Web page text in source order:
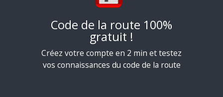
Code de la route 100%
gratuit !
Créez votre compte en 2 min et testez
vos connaissances du code de la route